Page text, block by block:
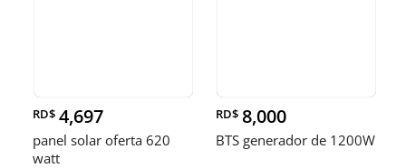
RD$ 4,697
panel solar oferta 620
watt
RD$ 8,000
BTS generador de 1200W